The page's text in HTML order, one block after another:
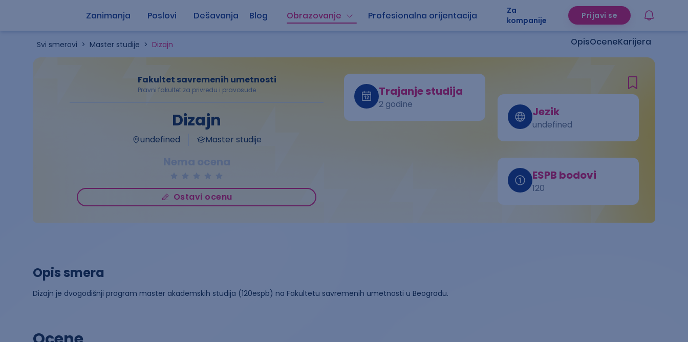
Zanimanja Poslovi Dešavanja Blog Obrazovanje Profesionalna orijentacija
Za
kompanije
Prijavi se
Svi smerovi > Master studije > Dizajn OpisOceneKarijera
Dizajn
undefined Master studije
Nema ocena
Ostavi ocenu
Fakultet savremenih umetnosti
Pravni fakultet za privredu i pravosuđe Trajanje studija
2 godine
Jezik
undefined
ESPB bodovi
120
Opis smera
Dizajn je dvogodišnji program master akademskih studija (120espb) na Fakultetu savremenih umetnosti u Beogradu.